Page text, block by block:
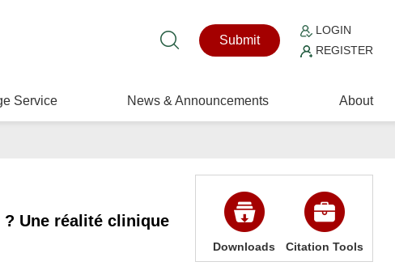
Submit
LOGIN
REGISTER
Service News & Announcements About
Une réalité clinique
Downloads Citation Tools